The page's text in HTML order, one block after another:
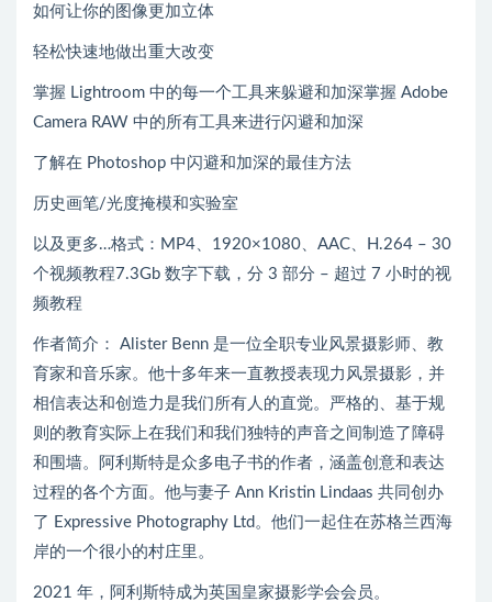
如何让你的图像更加立体
轻松快速地做出重大改变
掌握 Lightroom 中的每一个工具来躲避和加深掌握 Adob​​e
Camera RAW 中的所有工具来进行闪避和加深
了解在 Photoshop 中闪避和加深的最佳方法
历史画笔/光度掩模和实验室
以及更多…格式：MP4、1920×1080、AAC、H.264 – 30
个视频教程7.3Gb 数字下载，分 3 部分 – 超过 7 小时的视
频教程
作者简介： Alister Benn 是一位全职专业风景摄影师、教
育家和音乐家。他十多年来一直教授表现力风景摄影，并
相信表达和创造力是我们所有人的直觉。严格的、基于规
则的教育实际上在我们和我们独特的声音之间制造了障碍
和围墙。阿利斯特是众多电子书的作者，涵盖创意和表达
过程的各个方面。他与妻子 Ann Kristin Lindaas 共同创办
了 Expressive Photography Ltd。他们一起住在苏格兰西海
岸的一个很小的村庄里。
2021 年，阿利斯特成为英国皇家摄影学会会员。